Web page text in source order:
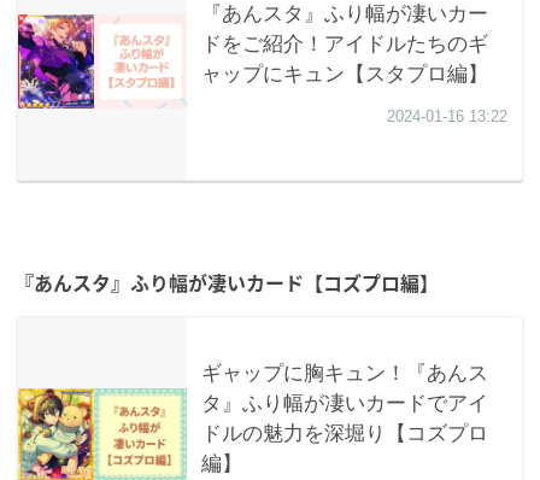
『あんスタ』ふり幅が凄いカード【コズプロ編】